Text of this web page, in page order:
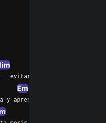
evitar
Em
y aprender a callar la